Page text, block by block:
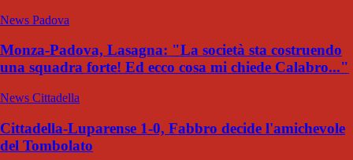
News Padova
Monza-Padova, Lasagna: "La società sta costruendo
una squadra forte! Ed ecco cosa mi chiede Calabro..."
News Cittadella
Cittadella-Luparense 1-0, Fabbro decide l'amichevole
del Tombolato